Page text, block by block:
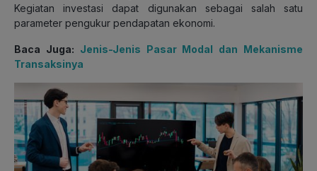
Kegiatan investasi dapat digunakan sebagai salah satu
parameter pengukur pendapatan ekonomi.
Baca Juga: Jenis-Jenis Pasar Modal dan Mekanisme
Transaksinya